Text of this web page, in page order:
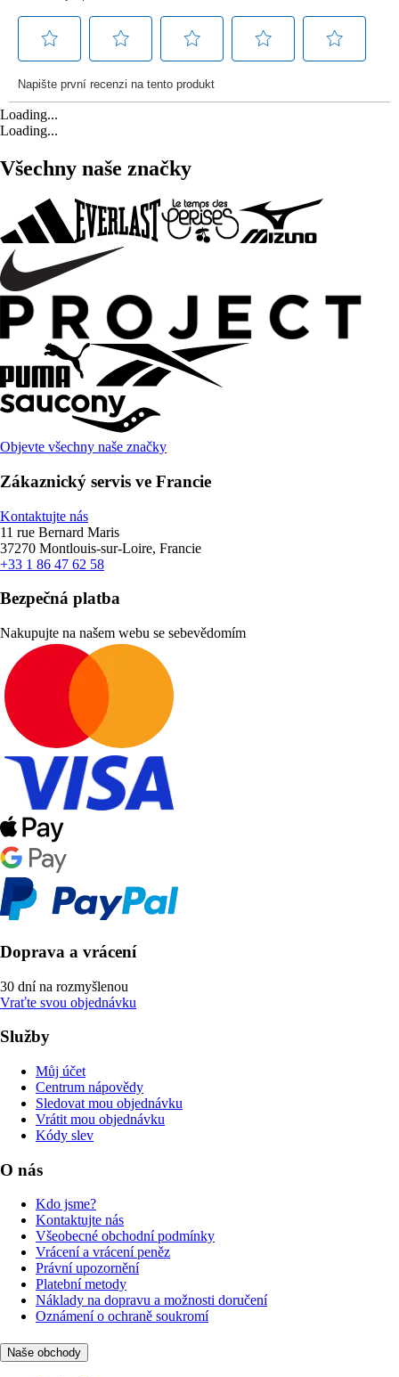
Loading...
Loading...
Všechny naše značky
Objevte všechny naše značky
Zákaznický servis ve Francie
Kontaktujte nás
11 rue Bernard Maris
37270 Montlouis-sur-Loire, Francie
+33 1 86 47 62 58
Bezpečná platba
Nakupujte na našem webu se sebevědomím
Doprava a vrácení
30 dní na rozmyšlenou
Vraťte svou objednávku
Služby
Můj účet
Centrum nápovědy
Sledovat mou objednávku
Vrátit mou objednávku
Kódy slev
O nás
Kdo jsme?
Kontaktujte nás
Všeobecné obchodní podmínky
Vrácení a vrácení peněz
Právní upozornění
Platební metody
Náklady na dopravu a možnosti doručení
Oznámení o ochraně soukromí
Naše obchody